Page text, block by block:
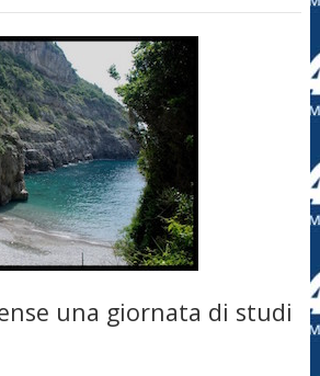
una giornata di studi